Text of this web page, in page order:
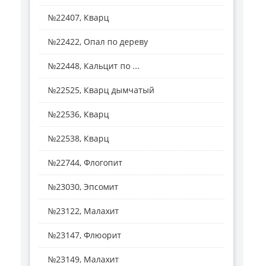
№22407, Кварц
№22422, Опал по дереву
№22448, Кальцит по ...
№22525, Кварц дымчатый
№22536, Кварц
№22538, Кварц
№22744, Флогопит
№23030, Эпсомит
№23122, Малахит
№23147, Флюорит
№23149, Малахит